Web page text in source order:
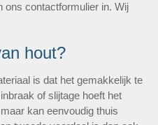
ons contactformulier in. Wij
hout?
is dat het gemakkelijk te
of slijtage hoeft het
kan eenvoudig thuis